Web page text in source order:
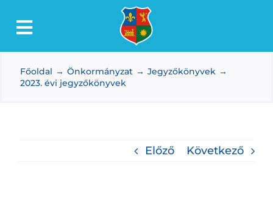
Toggle
Lőkösháza
Intézmények
Főoldal Önkormányzat
Jegyzőkönyvek
2023. évi jegyzőkönyvek
Előző Következő